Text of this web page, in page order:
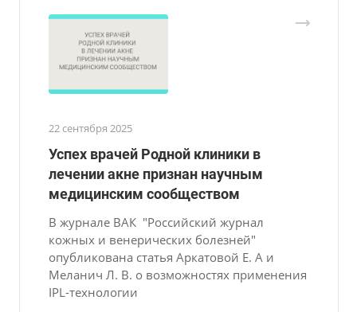
22 сентября 2025
Успех врачей Родной клиники в
лечении акне признан научным
медицинским сообществом
В журнале ВАК "Российский журнал
кожных и венерических болезней"
опубликована статья Аркатовой Е. А и
Меланич Л. В. о возможностях применения
IPL-технологии